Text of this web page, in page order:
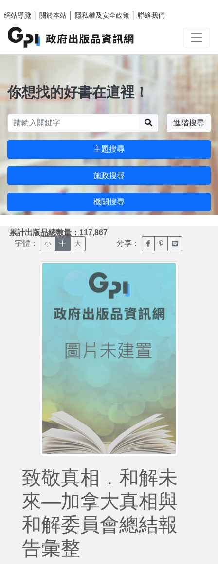
網站導覽
關於本站 隱私權及安全政策 聯絡我們
你想找的好書在這裡！
進階搜尋
主題搜尋
施政搜尋
機關搜尋
累計出版品總數量：117,867
字體： 小 中 大 分享： 臉書分享(另開新視窗)
噗浪分享(另開新
Line分享(另
致敬真相．和解未
來—加拿大真相與
和解委員會總結報
告彙整